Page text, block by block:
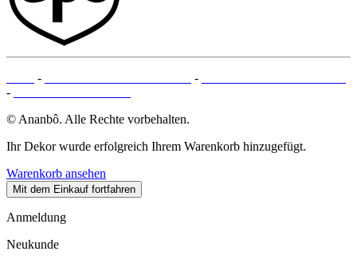
- -
-
© Ananbô. Alle Rechte vorbehalten.
Ihr Dekor wurde erfolgreich Ihrem Warenkorb hinzugefügt.
Warenkorb ansehen
Mit dem Einkauf fortfahren
Anmeldung
Neukunde